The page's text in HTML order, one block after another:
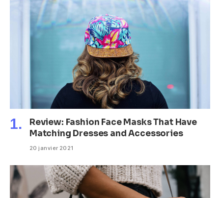
Review: Fashion Face Masks That Have
Matching Dresses and Accessories
20 janvier 2021